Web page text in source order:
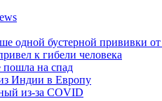
одной бустерной прививки
к гибели человека
пошла на спад
Индии в Европу
из-за COVID